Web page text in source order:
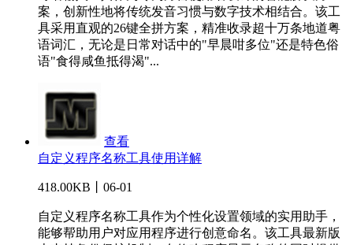
案，创新性地将传统发音习惯与数字技术相结合。该工
具采用直观的26键全拼方案，精准收录超十万条地道粤
语词汇，无论是日常对话中的"早晨咁多位"还是特色俗
语"食得咸鱼抵得渴"...
查看
自定义程序名称工具使用详解
418.00KB丨06-01
自定义程序名称工具作为个性化设置领域的实用助手，
能够帮助用户对应用程序进行创意命名。该工具最新版